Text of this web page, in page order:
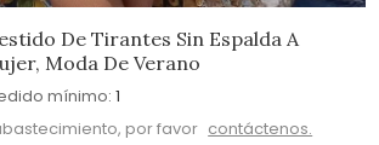
De Tirantes Sin Espalda A
Moda De Verano
mínimo: 1
por favor contáctenos.